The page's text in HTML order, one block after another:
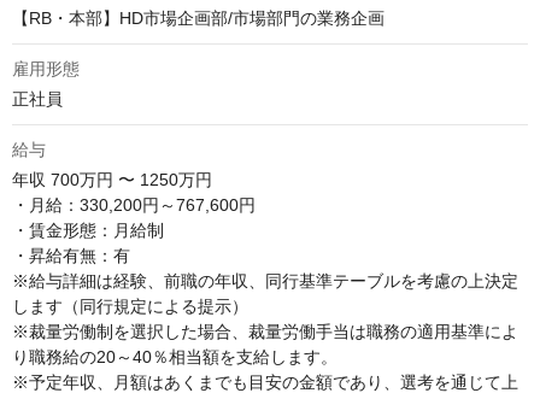
【RB・本部】HD市場企画部/市場部門の業務企画
雇用形態
正社員
給与
年収 700万円 〜 1250万円
・月給：330,200円～767,600円
・賃金形態：月給制
・昇給有無：有
※給与詳細は経験、前職の年収、同行基準テーブルを考慮の上決定
します（同行規定による提示）
※裁量労働制を選択した場合、裁量労働手当は職務の適用基準によ
り職務給の20～40％相当額を支給します。
※予定年収、月額はあくまでも目安の金額であり、選考を通じて上